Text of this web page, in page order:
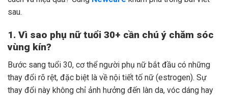
sau.
1. Vì sao phụ nữ tuổi 30+ cần chú ý chăm sóc
vùng kín?
Bước sang tuổi 30, cơ thể người phụ nữ bắt đầu có những
thay đổi rõ rệt, đặc biệt là về nội tiết tố nữ (estrogen). Sự
thay đổi này không chỉ ảnh hưởng đến làn da, vóc dáng hay